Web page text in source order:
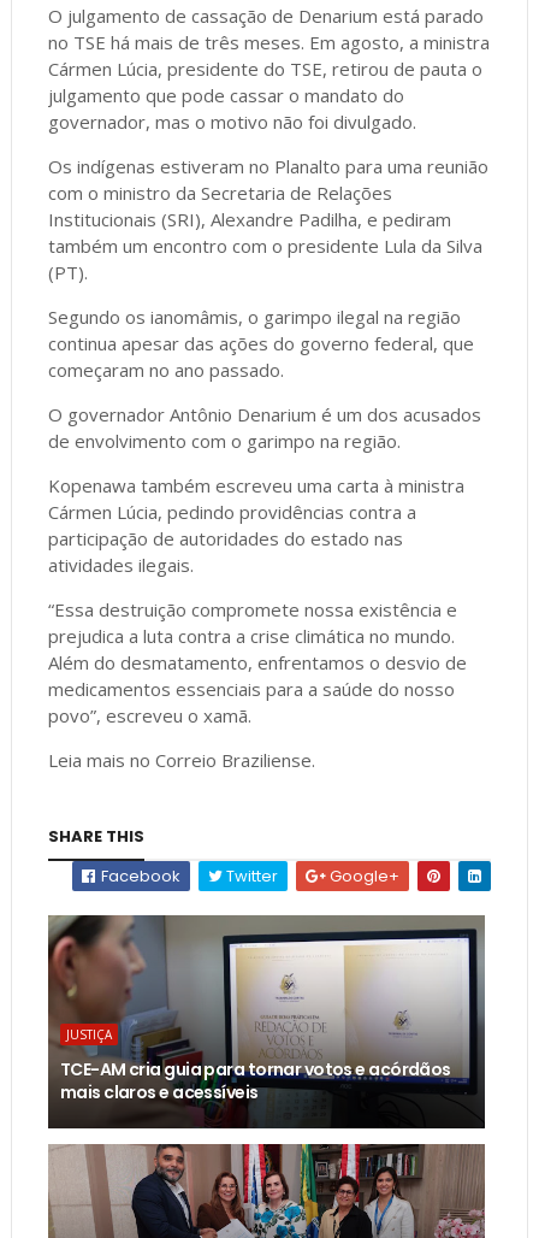
O julgamento de cassação de Denarium está parado
no TSE há mais de três meses. Em agosto, a ministra
Cármen Lúcia, presidente do TSE, retirou de pauta o
julgamento que pode cassar o mandato do
governador, mas o motivo não foi divulgado.
Os indígenas estiveram no Planalto para uma reunião
com o ministro da Secretaria de Relações
Institucionais (SRI), Alexandre Padilha, e pediram
também um encontro com o presidente Lula da Silva
(PT).
Segundo os ianomâmis, o garimpo ilegal na região
continua apesar das ações do governo federal, que
começaram no ano passado.
O governador Antônio Denarium é um dos acusados
de envolvimento com o garimpo na região.
Kopenawa também escreveu uma carta à ministra
Cármen Lúcia, pedindo providências contra a
participação de autoridades do estado nas
atividades ilegais.
“Essa destruição compromete nossa existência e
prejudica a luta contra a crise climática no mundo.
Além do desmatamento, enfrentamos o desvio de
medicamentos essenciais para a saúde do nosso
povo”, escreveu o xamã.
Leia mais no Correio Braziliense.
SHARE THIS
Facebook
Twitter Google+
JUSTIÇA
TCE-AM cria guia para tornar votos e acórdãos
mais claros e acessíveis